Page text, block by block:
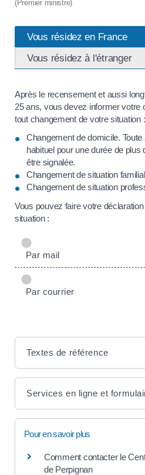
(Premier ministre)
Vous résidez en France
Vous résidez à l'étranger
Après le recensement et aussi
25 ans, vous devez informer votre
tout changement de votre situation :
Changement de domicile.
habituel pour une durée de
être signalée.
Changement de situation
Changement de situation
Vous pouvez faire votre
situation :
Par mail
Par courrier
Textes de référence
Services en ligne et
Pour en savoir plus
Comment contacter le
de Perpignan